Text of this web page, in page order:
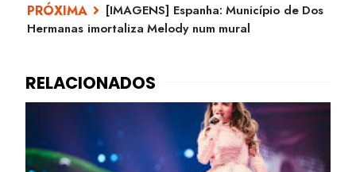
[IMAGENS] Espanha: Município de Dos
Hermanas imortaliza Melody num mural